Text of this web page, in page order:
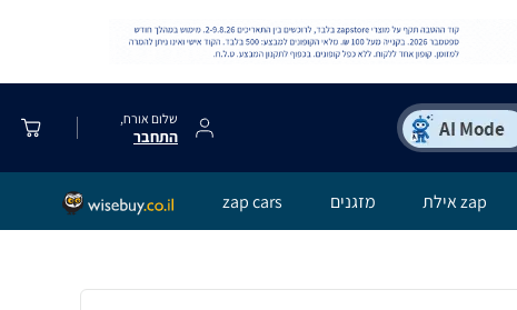
שלום אורח,
התחבר
zap אילת מזגנים zap cars